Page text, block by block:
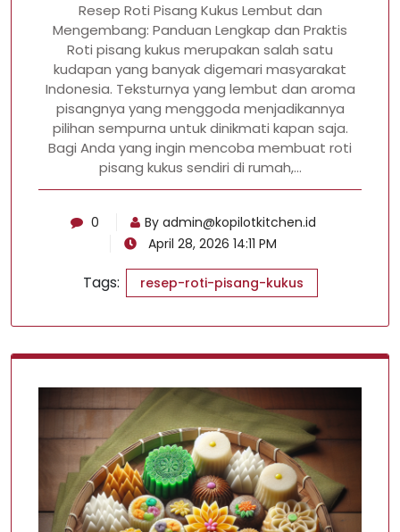
Resep Roti Pisang Kukus Lembut dan
Mengembang: Panduan Lengkap dan Praktis
Roti pisang kukus merupakan salah satu
kudapan yang banyak digemari masyarakat
Indonesia. Teksturnya yang lembut dan aroma
pisangnya yang menggoda menjadikannya
pilihan sempurna untuk dinikmati kapan saja.
Bagi Anda yang ingin mencoba membuat roti
pisang kukus sendiri di rumah,…
0 By admin@kopilotkitchen.id
April 28, 2026 14:11 PM
Tags: resep-roti-pisang-kukus